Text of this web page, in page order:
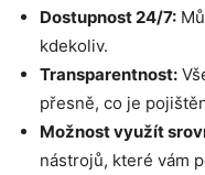
Dostupnost 24/7:
kdekoliv.
Transparentnost:
přesně, co je
Možnost využít
nástrojů, které vám